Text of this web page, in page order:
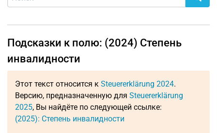
Подсказки к полю: (2024) Степень
инвалидности
Этот текст относится к Steuererklärung 2024.
Версию, предназначенную для Steuererklärung
2025, Вы найдёте по следующей ссылке:
(2025): Степень инвалидности